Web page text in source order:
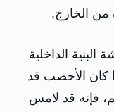
من الخارج.
الداخلية
كان الأحصب قد
فإنه قد لامس